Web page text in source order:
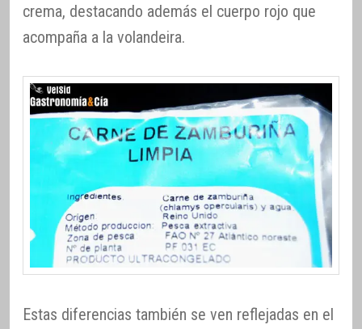
crema, destacando además el cuerpo rojo que
acompaña a la volandeira.
Estas diferencias también se ven reflejadas en el